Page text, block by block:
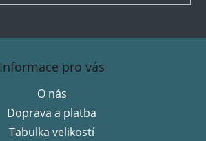
Informace pro vás
O nás
Doprava a platba
Tabulka velikostí